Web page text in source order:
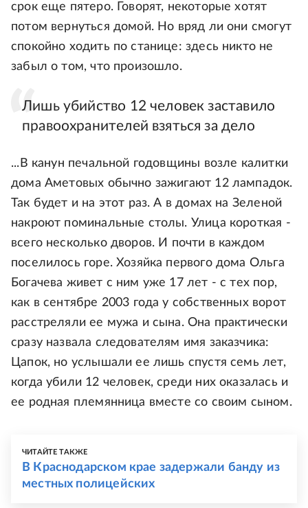
срок еще пятеро. Говорят, некоторые хотят
потом вернуться домой. Но вряд ли они смогут
спокойно ходить по станице: здесь никто не
забыл о том, что произошло.
Лишь убийство 12 человек заставило
правоохранителей взяться за дело
...В канун печальной годовщины возле калитки
дома Аметовых обычно зажигают 12 лампадок.
Так будет и на этот раз. А в домах на Зеленой
накроют поминальные столы. Улица короткая -
всего несколько дворов. И почти в каждом
поселилось горе. Хозяйка первого дома Ольга
Богачева живет с ним уже 17 лет - с тех пор,
как в сентябре 2003 года у собственных ворот
расстреляли ее мужа и сына. Она практически
сразу назвала следователям имя заказчика:
Цапок, но услышали ее лишь спустя семь лет,
когда убили 12 человек, среди них оказалась и
ее родная племянница вместе со своим сыном.
ЧИТАЙТЕ ТАКЖЕ
В Краснодарском крае задержали банду из
местных полицейских